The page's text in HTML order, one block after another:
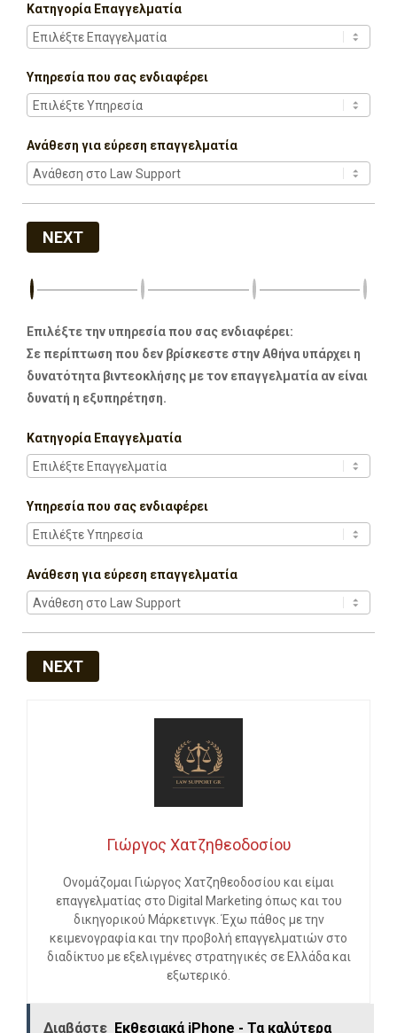
Κατηγορία Επαγγελματία
Υπηρεσία που σας ενδιαφέρει
Ανάθεση για εύρεση επαγγελματία
NEXT
Επιλέξτε την υπηρεσία που σας ενδιαφέρει:
Σε περίπτωση που δεν βρίσκεστε στην Αθήνα υπάρχει η
δυνατότητα βιντεοκλήσης με τον επαγγελματία αν είναι
δυνατή η εξυπηρέτηση.
Κατηγορία Επαγγελματία
Υπηρεσία που σας ενδιαφέρει
Ανάθεση για εύρεση επαγγελματία
NEXT
Γιώργος Χατζηθεοδοσίου
Ονομάζομαι Γιώργος Χατζηθεοδοσίου και είμαι
επαγγελματίας στο Digital Marketing όπως και του
δικηγορικού Μάρκετινγκ. Έχω πάθος με την
κειμενογραφία και την προβολή επαγγελματιών στο
διαδίκτυο με εξελιγμένες στρατηγικές σε Ελλάδα και
εξωτερικό.
Διαβάστε Εκθεσιακά iPhone - Τα καλύτερα